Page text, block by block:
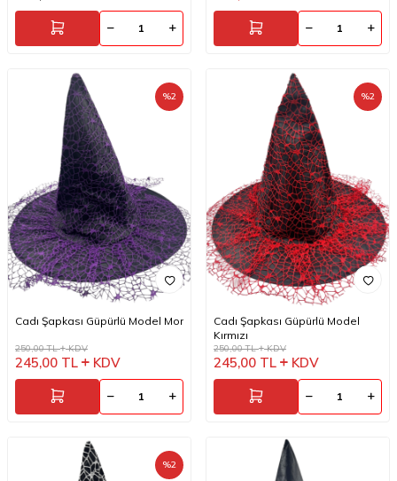
%2
Cadı Şapkası Güpürlü Model Mor
250,00TL KDV
245,00 TL KDV
%2
Cadı Şapkası Güpürlü Model
Kırmızı
250,00TL KDV
245,00 TL KDV
%2